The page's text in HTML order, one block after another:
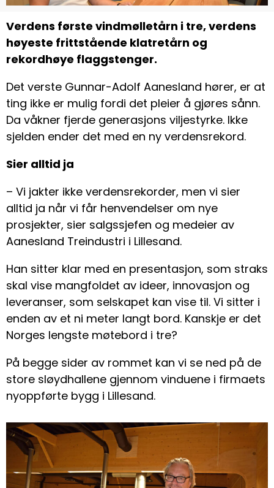
Verdens første vindmølletårn i tre, verdens
høyeste frittstående klatretårn og
rekordhøye flaggstenger.
Det verste Gunnar-Adolf Aanesland hører, er at
ting ikke er mulig fordi det pleier å gjøres sånn.
Da våkner fjerde generasjons viljestyrke. Ikke
sjelden ender det med en ny verdensrekord.
Sier alltid ja
– Vi jakter ikke verdensrekorder, men vi sier
alltid ja når vi får henvendelser om nye
prosjekter, sier salgssjefen og medeier av
Aanesland Treindustri i Lillesand.
Han sitter klar med en presentasjon, som straks
skal vise mangfoldet av ideer, innovasjon og
leveranser, som selskapet kan vise til. Vi sitter i
enden av et ni meter langt bord. Kanskje er det
Norges lengste møtebord i tre?
På begge sider av rommet kan vi se ned på de
store sløydhallene gjennom vinduene i firmaets
nyoppførte bygg i Lillesand.